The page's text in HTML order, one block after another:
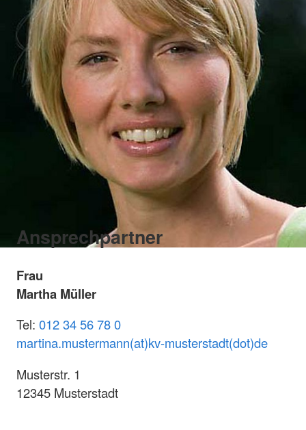
Ansprechpartner
Frau
Martha Müller
Tel: 012 34 56 78 0
martina.mustermann(at)kv-musterstadt(dot)de
Musterstr. 1
12345 Musterstadt